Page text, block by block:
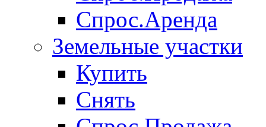
Спрос.Аренда
Земельные участки
Купить
Снять